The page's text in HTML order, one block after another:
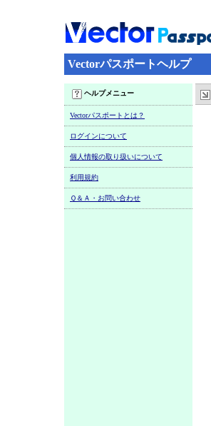
Vectorパスポートヘルプ
ヘルプメニュー
Vectorパスポートとは？
ログインについて
個人情報の取り扱いについて
利用規約
Ｑ＆Ａ・お問い合わせ